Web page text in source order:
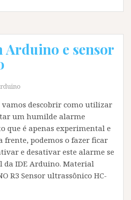
Arduino e sensor
descobrir como utilizar
um humilde alarme
que é apenas experimental e
frente, podemos o fazer ficar
e desativar este alarme se
da IDE Arduino. Material
R3 Sensor ultrassônico HC-